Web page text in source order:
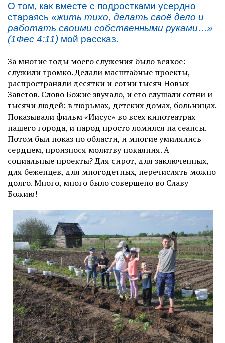
О том, как вместе с подростками усердно
стараясь «жить тихо, делать своё дело и
работать своими собственными руками…»
(1Фес 4:11) мой рассказ.
За многие годы моего служения было всякое:
служили громко. Делали масштабные проекты,
распространяли десятки и сотни тысяч Новых
Заветов. Слово Божие звучало, и его слушали сотни и
тысячи людей: в тюрьмах, детских домах, больницах.
Показывали фильм «Иисус» во всех кинотеатрах
нашего города, и народ просто ломился на сеансы.
Потом был показ по области, и многие умилялись
сердцем, произнося молитву покаяния. А
социальные проекты? Для сирот, для заключенных,
для беженцев, для многодетных, перечислять можно
долго. Много, много было совершено во Славу
Божию!